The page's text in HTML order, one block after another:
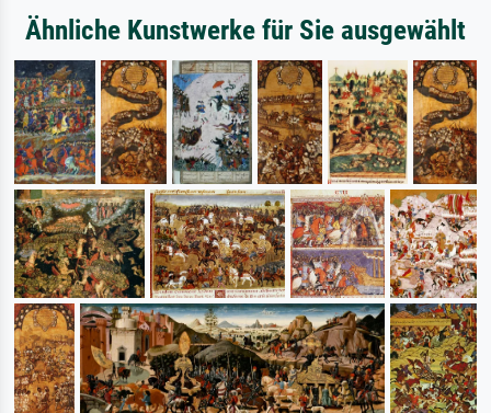
Ähnliche Kunstwerke für Sie ausgewählt